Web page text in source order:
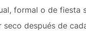
formal o de fiesta
seco después de